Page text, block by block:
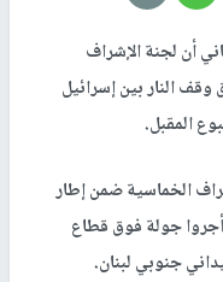
أن لجنة الإشراف
وقف النار بين إسرائيل
المقبل.
الخماسية ضمن إطار
أجروا جولة فوق قطاع
جنوبي لبنان.